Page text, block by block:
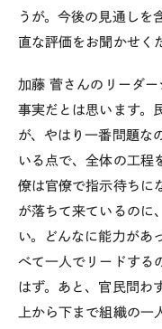
うが。今後の見通しを
直な評価をお聞かせく
加藤菅さんのリーダ
事実だとは思います。
が、やはり一番問題な
いる点で、全体の工程
僚は官僚で指示待ちに
が落ちて来ているのに
い。どんなに能力があ
べて一人でリードする
はず。あと、官民問わ
上から下まで組織の一